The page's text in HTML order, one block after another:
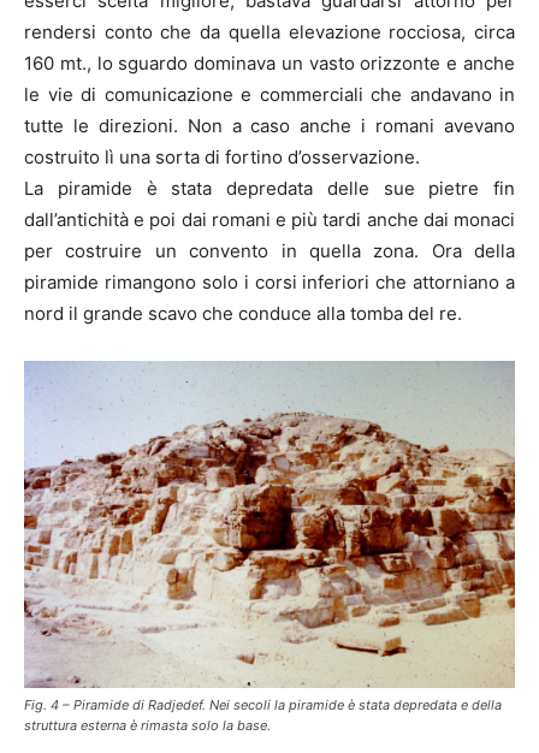
rendersi conto che da quella elevazione rocciosa, circa
160 mt., lo sguardo dominava un vasto orizzonte e anche
le vie di comunicazione e commerciali che andavano in
tutte le direzioni. Non a caso anche i romani avevano
costruito lì una sorta di fortino d’osservazione.
La piramide è stata depredata delle sue pietre fin
dall’antichità e poi dai romani e più tardi anche dai monaci
per costruire un convento in quella zona. Ora della
piramide rimangono solo i corsi inferiori che attorniano a
nord il grande scavo che conduce alla tomba del re.
Fig. 4 – Piramide di Radjedef. Nei secoli la piramide è stata depredata e della
struttura esterna è rimasta solo la base.